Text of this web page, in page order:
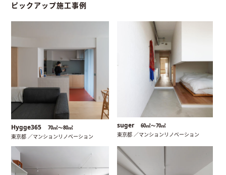
ピックアップ施工事例
Hygge365 70㎡〜80㎡
東京都 ／マンションリノベーション
suger 60㎡〜70㎡
東京都 ／マンションリノベーション